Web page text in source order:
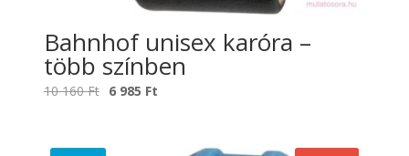
Bahnhof unisex karóra –
több színben
10 160Ft Original
10
6 985 Ft